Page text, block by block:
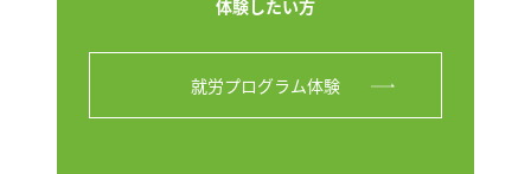
体験したい方
就労プログラム体験